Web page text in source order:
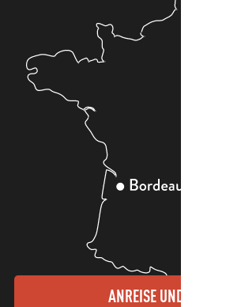
ANREISE UND KONTAKTE